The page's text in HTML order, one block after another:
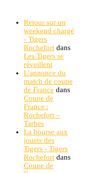
Retour sur un
weekend chargé
- Tigers
Rochefort dans
Les Tigers se
réveillent
L'annonce du
match de coupe
de France dans
Coupe de
France :
Rochefort –
Tarbes
La bourse aux
jouets des
Tigers - Tigers
Rochefort dans
Coupe de